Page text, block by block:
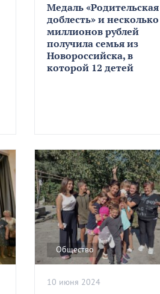
Медаль «Родительская
доблесть» и несколько
миллионов рублей
получила семья из
Новороссийска, в
которой 12 детей
Общество
10 июня 2024